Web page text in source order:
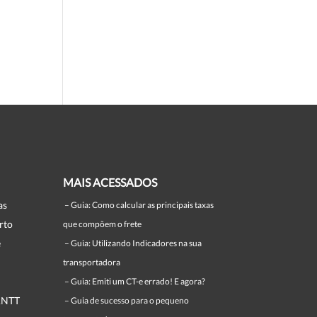
MAIS ACESSADOS
–Guia: Como calcular as principais taxas
que compõem o frete
–Guia: Utilizando Indicadores na sua
transportadora
–Guia: Emiti um CT-e errado! E agora?
–Guia de sucesso para o pequeno